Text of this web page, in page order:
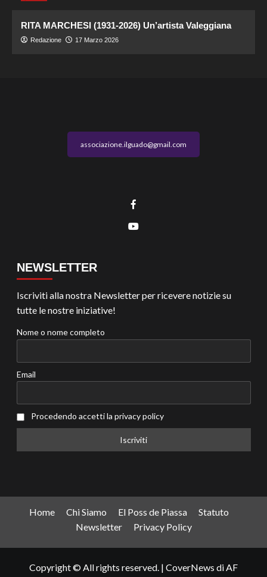
RITA MARCHESI (1931-2026) Un’artista Valeggiana
Redazione 17 Marzo 2026
associazione.ilguado@gmail.com
NEWSLETTER
Iscriviti alla nostra Newsletter per ricevere notizie su
tutte le nostre iniziative!
Nome o nome completo
Email
Procedendo accetti la privacy policy
Home Chi Siamo El Poss de Piassa
Statuto
Newsletter
Privacy Policy
Copyright © All rights reserved. | CoverNews di AF